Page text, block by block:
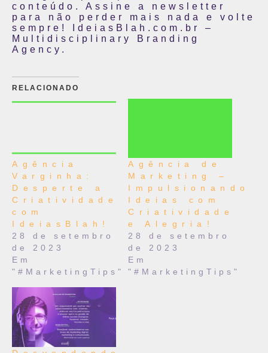
conteúdo. Assine a newsletter
para não perder mais nada e volte
sempre! IdeiasBlah.com.br –
Multidisciplinary Branding
Agency.
RELACIONADO
Agência
Varginha:
Desperte a
Criatividade
com
IdeiasBlah!
28 de setembro
de 2023
Em
"#MarketingTips"
Agência de
Marketing –
Impulsionando
Ideias com
Criatividade
e Alegria!
28 de setembro
de 2023
Em
"#MarketingTips"